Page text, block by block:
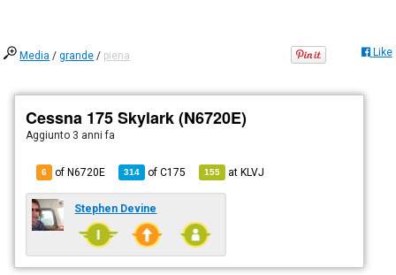
Media /grande / piena Like
Cessna 175 Skylark (N6720E)
Aggiunto 3 anni fa
6 of N6720E 314 ofC175 155 atKLVJ
Stephen Devine